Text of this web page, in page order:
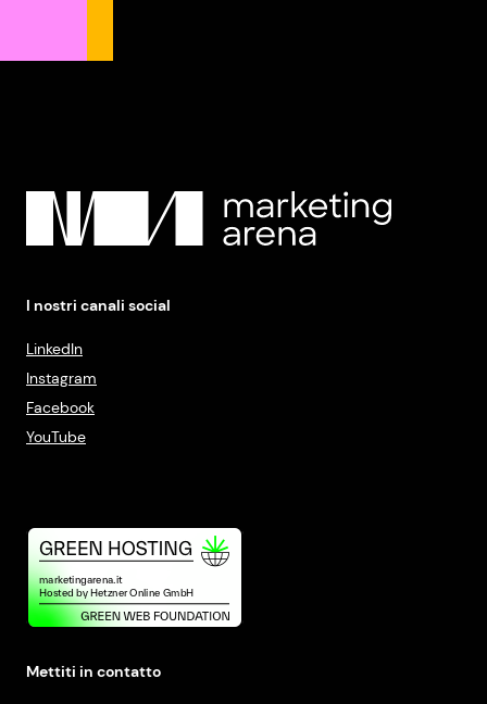
I nostri canali social
LinkedIn
Instagram
Facebook
YouTube
Mettiti in contatto